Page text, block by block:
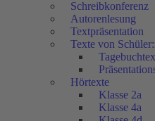
Schreibkonferenz
Autorenlesung
Textpräsentation
Texte von
Hörtexte
Klasse 2a
Klasse 4a